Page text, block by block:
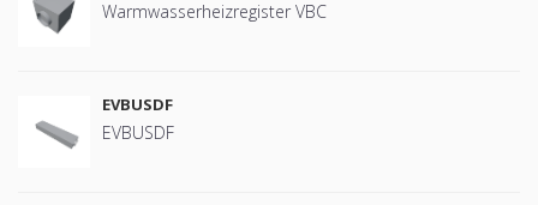
Warmwasserheizregister VBC
EVBUSDF
EVBUSDF